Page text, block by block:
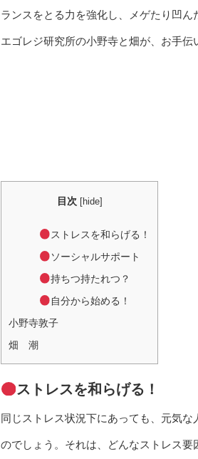
ランスをとる力を強化し、メゲたり凹ん
エゴレジ研究所の小野寺と畑が、お手伝
目次 [hide]
ストレスを和らげる！
ソーシャルサポート
持ちつ持たれつ？
自分から始める！
小野寺敦子
畑 潮
ストレスを和らげる！
同じストレス状況下にあっても、元気
のでしょう。それは、どんなストレス